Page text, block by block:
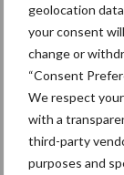
geolocation
your consent
change or
“Consent
We respect
with a
third-party
purposes and